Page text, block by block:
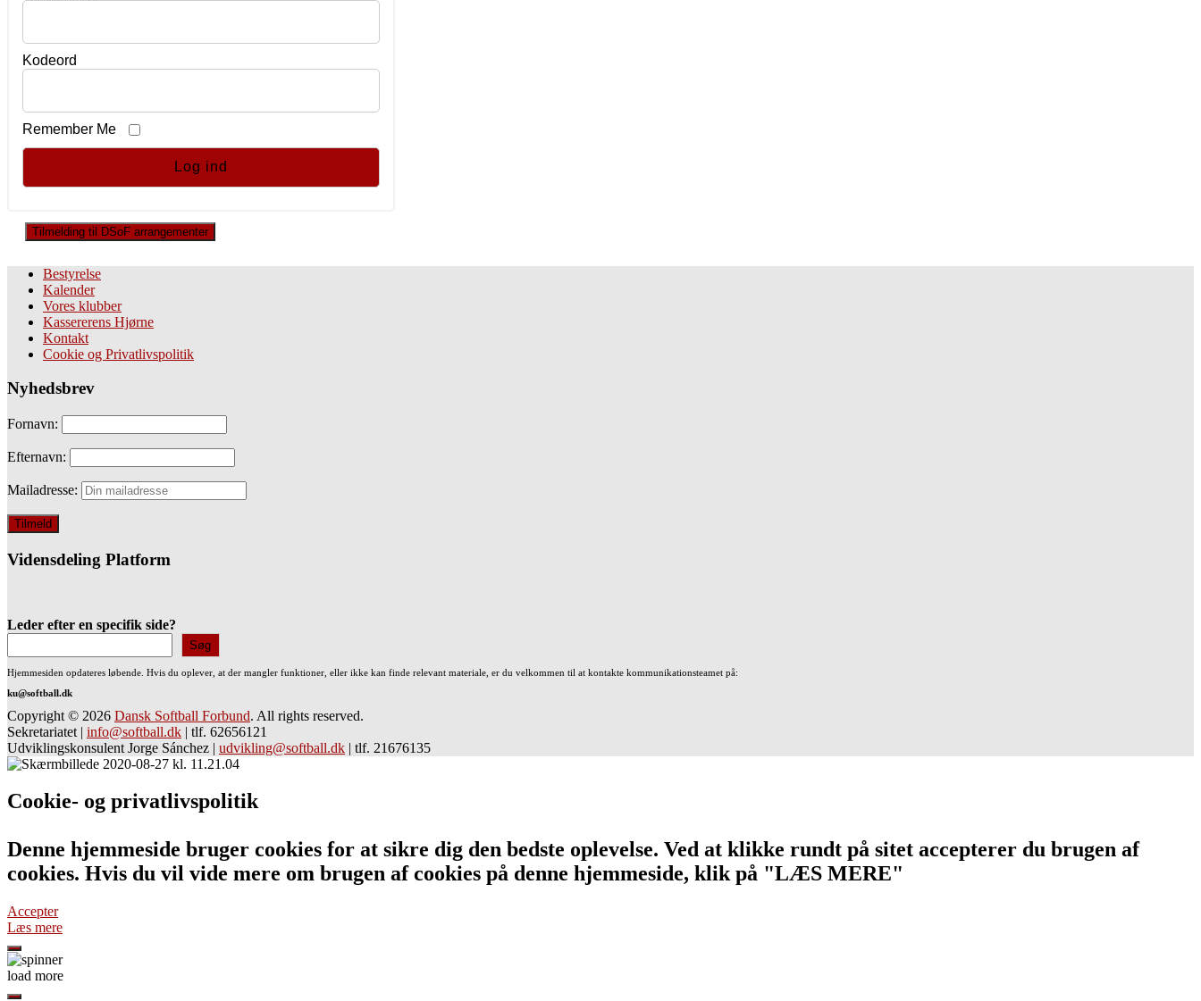
Kodeord
Remember Me
Tilmelding til DSoF arrangementer
Bestyrelse
Kalender
Vores klubber
Kassererens Hjørne
Kontakt
Cookie og Privatlivspolitik
Nyhedsbrev
Fornavn:
Efternavn:
Mailadresse:
Vidensdeling Platform
Leder efter en specifik side?
Søg
Hjemmesiden opdateres løbende. Hvis du oplever, at der mangler funktioner, eller ikke kan finde relevant materiale, er du velkommen til at kontakte kommunikationsteamet på:
ku@softball.dk
Copyright © 2026 Dansk Softball Forbund. All rights reserved.
Sekretariatet | info@softball.dk | tlf. 62656121
Udviklingskonsulent Jorge Sánchez | udvikling@softball.dk | tlf. 21676135
Cookie- og privatlivspolitik
Denne hjemmeside bruger cookies for at sikre dig den bedste oplevelse. Ved at klikke rundt på sitet accepterer du brugen af
cookies. Hvis du vil vide mere om brugen af cookies på denne hjemmeside, klik på "LÆS MERE"
Accepter
Læs mere
load more